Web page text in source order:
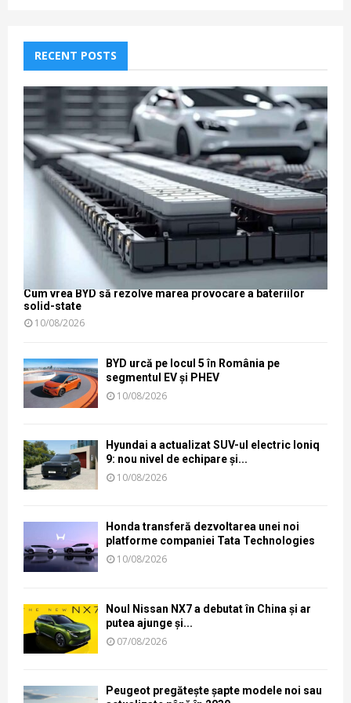
RECENT POSTS
Cum vrea BYD să rezolve marea provocare a bateriilor
solid-state
10/08/2026
BYD urcă pe locul 5 în România pe
segmentul EV și PHEV
10/08/2026
Hyundai a actualizat SUV-ul electric Ioniq
9: nou nivel de echipare și...
10/08/2026
Honda transferă dezvoltarea unei noi
platforme companiei Tata Technologies
10/08/2026
Noul Nissan NX7 a debutat în China și ar
putea ajunge și...
07/08/2026
Peugeot pregătește șapte modele noi sau